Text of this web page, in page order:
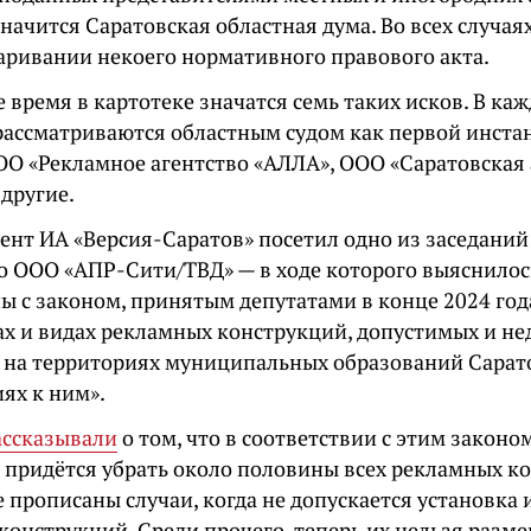
Саратовская областная дума. Во всех
некоего нормативного правового акта.
в картотеке значатся семь таких исков. В
областным судом как первой
«Рекламное агентство «АЛЛА», ООО «Саратовская
ИА «Версия-Саратов» посетил одно из
ООО «АПР-Сити/ТВД» — в ходе которого
с законом, принятым депутатами в конце 2024
и видах рекламных конструкций, допустимых и
на территориях муниципальных образований
к ним».
о том, что в соответствии с этим
убрать около половины всех рекламных
случаи, когда не допускается установка